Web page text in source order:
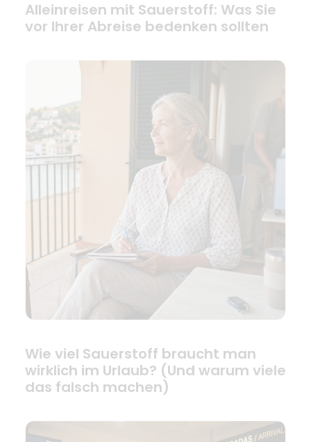
Alleinreisen mit Sauerstoff: Was Sie
vor Ihrer Abreise bedenken sollten
Wie viel Sauerstoff braucht man
wirklich im Urlaub? (Und warum viele
das falsch machen)